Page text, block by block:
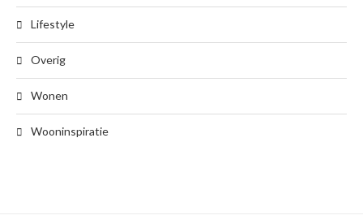
Lifestyle
Overig
Wonen
Wooninspiratie